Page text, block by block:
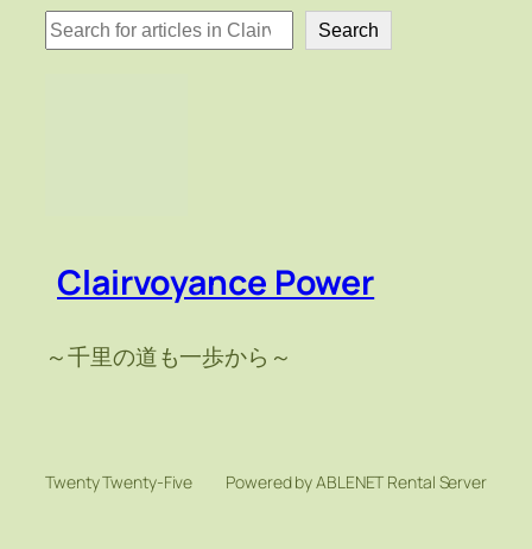
検
索
Search
Clairvoyance Power
～千里の道も一歩から～
Twenty Twenty-Five Powered by ABLENET Rental Server